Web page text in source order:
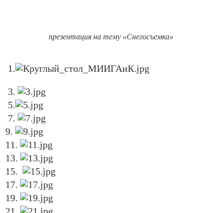
презентация на тему «Снегосъемка»
1.
3.
5.
7.
9.
11.
13.
15.
17.
19.